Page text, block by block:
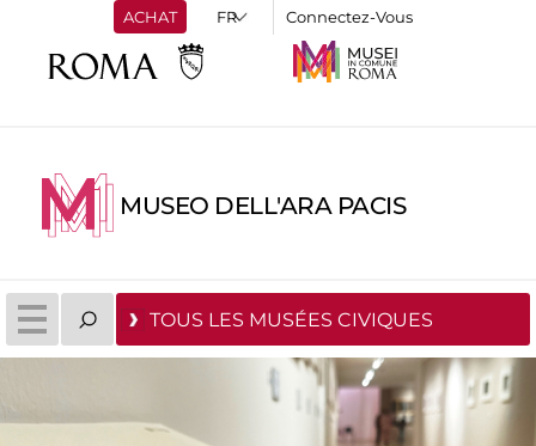
ACHAT Connectez-Vous
MUSEO DELL'ARA PACIS
TOUS LES MUSÉES CIVIQUES